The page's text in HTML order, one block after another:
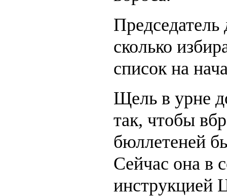
Председатель
сколько
список на
Щель в урне
так, чтобы
бюллетеней
Сейчас она в
инструкцией